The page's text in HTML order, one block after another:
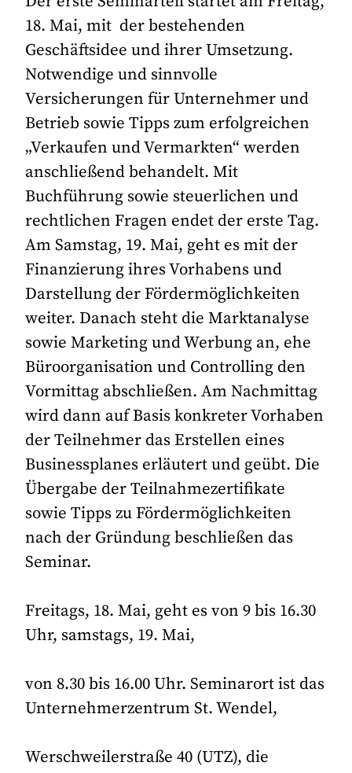
18. Mai, mit der bestehenden
Geschäftsidee und ihrer Umsetzung.
Notwendige und sinnvolle
Versicherungen für Unternehmer und
Betrieb sowie Tipps zum erfolgreichen
„Verkaufen und Vermarkten“ werden
anschließend behandelt. Mit
Buchführung sowie steuerlichen und
rechtlichen Fragen endet der erste Tag.
Am Samstag, 19. Mai, geht es mit der
Finanzierung ihres Vorhabens und
Darstellung der Fördermöglichkeiten
weiter. Danach steht die Marktanalyse
sowie Marketing und Werbung an, ehe
Büroorganisation und Controlling den
Vormittag abschließen. Am Nachmittag
wird dann auf Basis konkreter Vorhaben
der Teilnehmer das Erstellen eines
Businessplanes erläutert und geübt. Die
Übergabe der Teilnahmezertifikate
sowie Tipps zu Fördermöglichkeiten
nach der Gründung beschließen das
Seminar.
Freitags, 18. Mai, geht es von 9 bis 16.30
Uhr, samstags, 19. Mai,
von 8.30 bis 16.00 Uhr. Seminarort ist das
Unternehmerzentrum St. Wendel,
Werschweilerstraße 40 (UTZ), die